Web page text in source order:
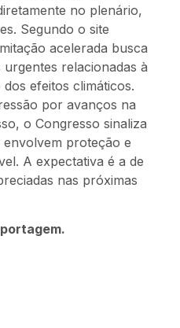
no plenário,
Segundo o site
acelerada busca
relacionadas à
efeitos climáticos.
por avanços na
o Congresso sinaliza
proteção e
A expectativa é a de
nas próximas